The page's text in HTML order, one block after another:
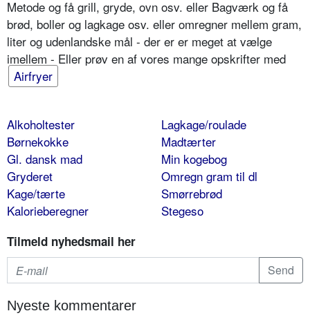
Metode og få grill, gryde, ovn osv. eller Bagværk og få
brød, boller og lagkage osv. eller omregner mellem gram,
liter og udenlandske mål - der er er meget at vælge
imellem - Eller prøv en af vores mange opskrifter med
Airfryer
Alkoholtester
Børnekokke
Gl. dansk mad
Gryderet
Kage/tærte
Kalorieberegner
Lagkage/roulade
Madtærter
Min kogebog
Omregn gram til dl
Smørrebrød
Stegeso
Tilmeld nyhedsmail her
Nyeste kommentarer